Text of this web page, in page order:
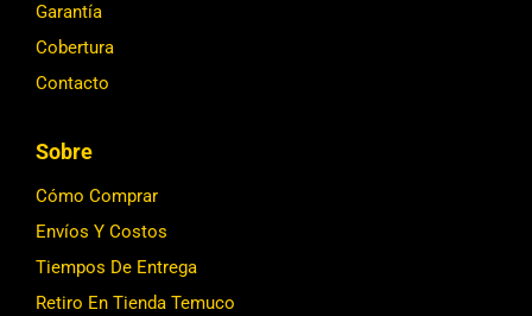
Garantía
Cobertura
Contacto
Sobre
Cómo Comprar
Envíos Y Costos
Tiempos De Entrega
Retiro En Tienda Temuco